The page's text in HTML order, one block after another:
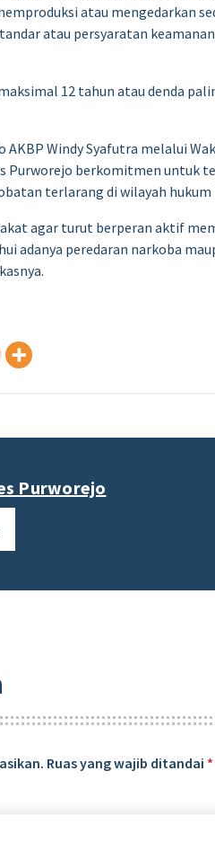
atau mengedarkan
atau persyaratan
12 tahun atau denda
Windy Syafutra melalui
Purworejo berkomitmen untuk
terlarang di wilayah hukum
agar turut berperan aktif
adanya peredaran narkoba
Purworejo
Ruas yang wajib ditandai *